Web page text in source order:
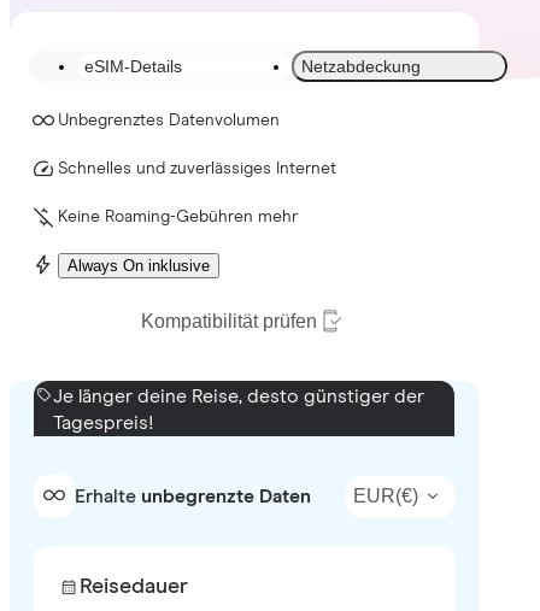
eSIM-Details Netzabdeckung
Unbegrenztes Datenvolumen
Schnelles und zuverlässiges Internet
Keine Roaming-Gebühren mehr
Always On inklusive
Kompatibilität prüfen
Je länger deine Reise, desto günstiger der
Tagespreis!
Erhalte unbegrenzte Daten EUR(€)
Reisedauer